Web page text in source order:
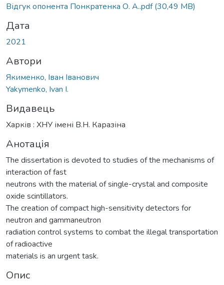
Відгук опонента Понкратенка О. А..pdf(30,49 MB)
Дата
2021
Автори
Якименко, Іван Іванович
Yakymenko, Ivan I.
Видавець
Харків : ХНУ імені В.Н. Каразіна
Анотація
The dissertation is devoted to studies of the mechanisms of
interaction of fast
neutrons with the material of single-crystal and composite
oxide scintillators.
The creation of compact high-sensitivity detectors for
neutron and gammaneutron
radiation control systems to combat the illegal transportation
of radioactive
materials is an urgent task.
Опис